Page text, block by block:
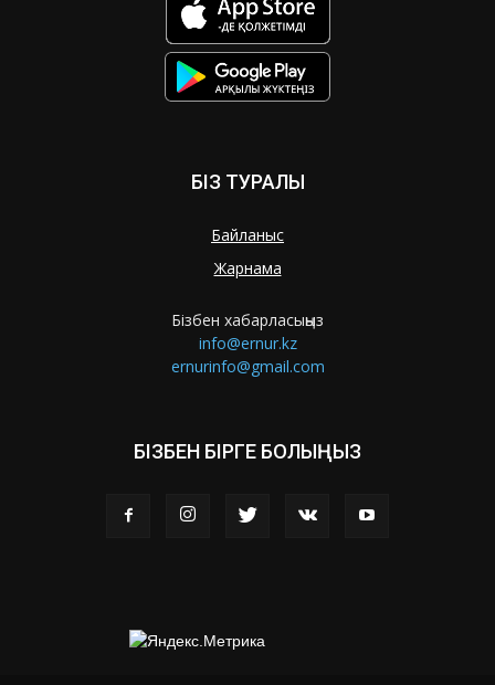
БІЗ ТУРАЛЫ
Байланыс
Жарнама
Бізбен хабарласыңыз
info@ernur.kz
ernurinfo@gmail.com
БІЗБЕН БІРГЕ БОЛЫҢЫЗ